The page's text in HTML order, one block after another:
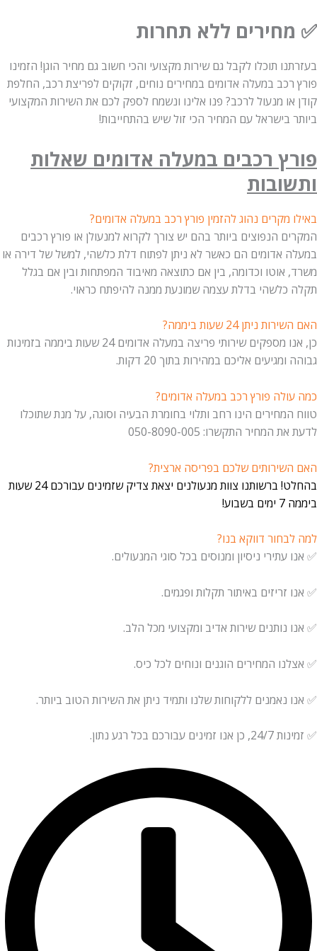
ללא תחרות
תוכלו לקבל גם שירות מקצועי והכי חשוב גם מחיר הוגן! הזמינו
במעלה אדומים במחירים נוחים, זקוקים לפריצת רכב, החלפת
מנעול לרכב? פנו אלינו ונשמח לספק לכם את השירות המקצועי
בישראל עם המחיר הכי זול שיש בהתחייבות!
רכבים במעלה אדומים שאלות
מקרים נהוג להזמין פורץ רכב במעלה אדומים?
הנפוצים ביותר בהם יש צורך לקרוא למנעולן או פורץ רכבים
אדומים הם כאשר לא ניתן לפתוח דלת כלשהי, למשל של דירה או
וכדומה, בין אם כתוצאה מאיבוד המפתחות ובין אם בגלל
בדלת עצמה שמונעת ממנה להיפתח כראוי.
ניתן 24 שעות ביממה?
כן, אנו מספקים שירותי פריצה במעלה אדומים 24 שעות ביממה בזמינות
אליכם במהירות בתוך 20 דקות.
פורץ רכב במעלה אדומים?
הינו רחב ותלוי בחומרת הבעיה וסוגה, על מנת שתוכלו
התקשרו: 050-8090-005
שלכם בפריסה ארצית?
בהחלט! ברשותנו צוות מנעולנים יצאת צדיק שזמינים עבורכם 24 שעות
דווקא בנו?
עתירי ניסיון ומנוסים בכל סוגי המנעולים.
זריזים באיתור תקלות ופגמים.
נותנים שירות אדיב ומקצועי מכל הלב.
המחירים הוגנים ונוחים לכל כיס.
נאמנים ללקוחות שלנו ותמיד ניתן את השירות הטוב ביותר.
בכל רגע נתון.